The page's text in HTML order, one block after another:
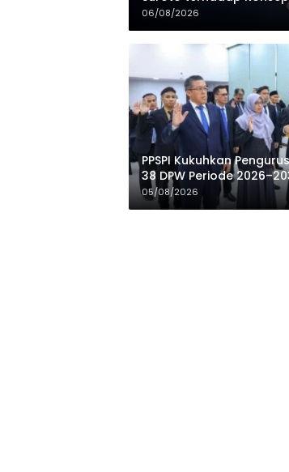
Merah Putih
06/08/2026
PPSPI Kukuhkan
38 DPW Periode
Profesionalisme Sektor
05/08/2026